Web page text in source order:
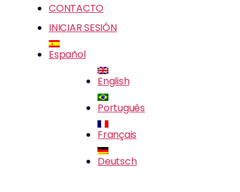
CONTACTO
INICIAR SESIÓN
Español
English
Português
Français
Deutsch